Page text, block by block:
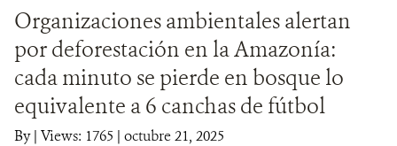
AQUÍ TRABAJAMOS
LÍNEAS DE ACCIÓN
MICROSITIOS
NOTICIAS
Organizaciones ambientales alertan
por deforestación en la Amazonía:
cada minuto se pierde en bosque lo
equivalente a 6 canchas de fútbol
By| Views: 1765 | octubre 21, 2025